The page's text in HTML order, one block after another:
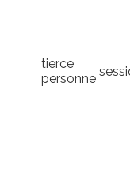
tierce
personne